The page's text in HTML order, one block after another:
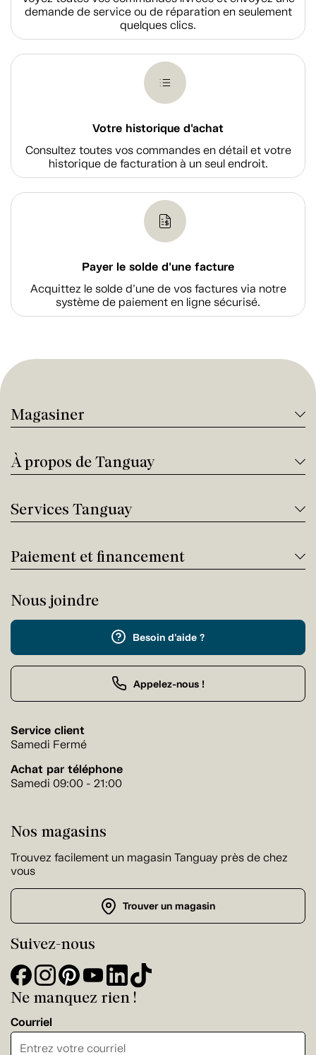
demande de service ou de réparation en seulement
quelques clics.
Votre historique d'achat
Consultez toutes vos commandes en détail et votre
historique de facturation à un seul endroit.
Payer le solde d'une facture
Acquittez le solde d’une de vos factures via notre
système de paiement en ligne sécurisé.
Magasiner
À propos de Tanguay
Services Tanguay
Paiement et financement
Nous joindre
Besoin d'aide ?
Appelez-nous !
Service client
Samedi Fermé
Achat par téléphone
Samedi 09:00 - 21:00
Nos magasins
Trouvez facilement un magasin Tanguay près de chez
vous
Trouver un magasin
Suivez-nous
Ne manquez rien !
Courriel